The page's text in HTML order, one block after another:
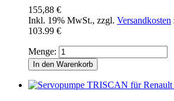
155,88 €
Inkl. 19% MwSt., zzgl. Versandkosten
103.99 €
Menge:
In den Warenkorb